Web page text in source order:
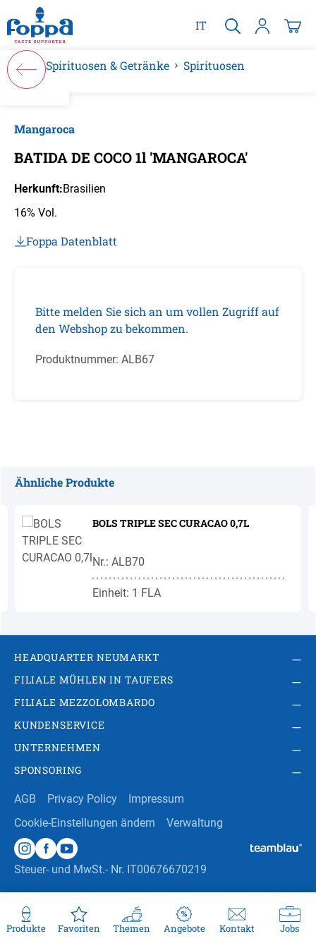
springen
IT
Produkte Favoriten Themen Angebote Kontakt Jobs
Spirituosen & Getränke Spirituosen
Mangaroca
BATIDA DE COCO 1l 'MANGAROCA'
Herkunft:Brasilien
16% Vol.
Foppa Datenblatt
Bitte melden Sie sich an um vollen Zugriff auf
den Webshop zu bekommen.
Produktnummer: ALB67
Ähnliche Produkte
BOLS TRIPLE SEC CURACAO 0,7L
Nr.: ALB70
Einheit: 1 FLA
HEADQUARTER NEUMARKT
FILIALE MÜHLEN IN TAUFERS
FILIALE MEZZOLOMBARDO
KUNDENSERVICE
UNTERNEHMEN
SPONSORING
Steuer- und MwSt.- Nr. IT00676670219
AGB Privacy Policy
Impressum
Cookie-Einstellungen ändern
Verwaltung